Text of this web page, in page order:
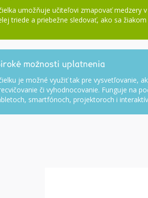
umožňuje učiteľovi zmapovať medzery
triede a priebežne sledovať, ako sa
možnosti uplatnenia
je možné využiť tak pre vysvetľovanie,
či vyhodnocovanie. Funguje na
smartfónoch, projektoroch i